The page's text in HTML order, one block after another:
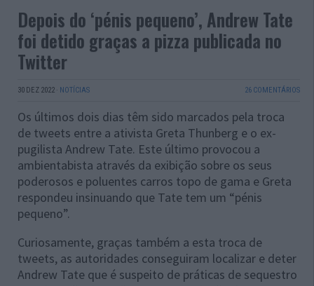
Depois do ‘pénis pequeno’, Andrew Tate
foi detido graças a pizza publicada no
Twitter
30 DEZ 2022 · NOTÍCIAS 26 COMENTÁRIOS
Os últimos dois dias têm sido marcados pela troca
de tweets entre a ativista Greta Thunberg e o ex-
pugilista Andrew Tate. Este último provocou a
ambientabista através da exibição sobre os seus
poderosos e poluentes carros topo de gama e Greta
respondeu insinuando que Tate tem um “pénis
pequeno”.
Curiosamente, graças também a esta troca de
tweets, as autoridades conseguiram localizar e deter
Andrew Tate que é suspeito de práticas de sequestro